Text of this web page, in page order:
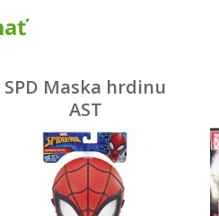
SPD Maska hrdinu
AST